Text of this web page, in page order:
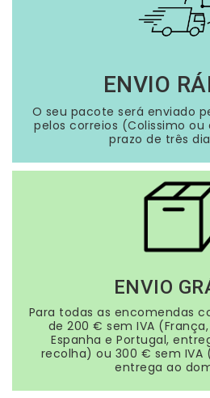
ENVIO
O seu pacote será enviado
pelos correios (Colissimo
prazo de três
ENVIO
Para todas as encomendas
de 200 € sem IVA
Espanha e Portugal,
recolha) ou 300 € sem IVA
entrega ao